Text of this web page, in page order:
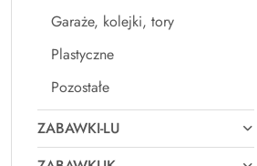
Garaże, kolejki, tory
Plastyczne
Pozostałe
ZABAWKI-LU